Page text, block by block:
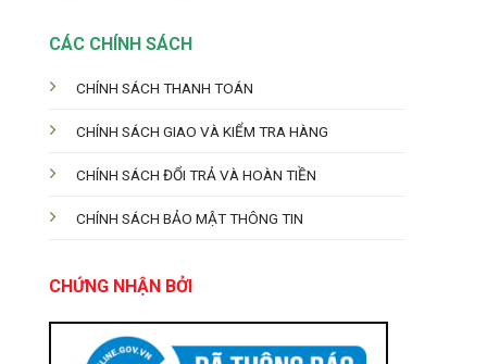
CÁC CHÍNH SÁCH
CHÍNH SÁCH THANH TOÁN
CHÍNH SÁCH GIAO VÀ KIỂM TRA HÀNG
CHÍNH SÁCH ĐỔI TRẢ VÀ HOÀN TIỀN
CHÍNH SÁCH BẢO MẬT THÔNG TIN
CHỨNG NHẬN BỞI